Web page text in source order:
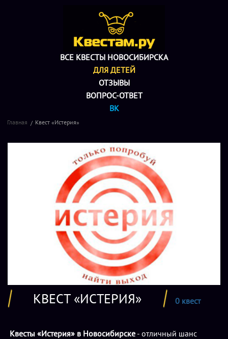
ВСЕ КВЕСТЫ НОВОСИБИРСКА
ДЛЯ ДЕТЕЙ
ОТЗЫВЫ
ВОПРОС-ОТВЕТ
ВК
Главная Квест «Истерия»
КВЕСТ «ИСТЕРИЯ» 0 квест
Квесты «Истерия» в Новосибирске - отличный шанс